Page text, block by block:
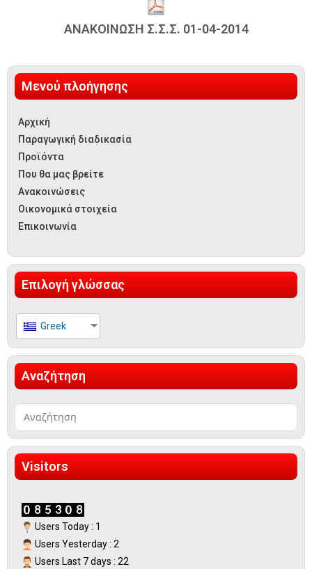
Μενού πλοήγησης
Αρχική
Παραγωγική διαδικασία
Προϊόντα
Που θα μας βρείτε
Ανακοινώσεις
Οικονομικά στοιχεία
Επικοινωνία
Επιλογή γλώσσας
Greek
Αναζήτηση
Visitors
Users Today : 1
Users Yesterday : 2
Users Last 7 days : 22
ΑΝΑΚΟΙΝΩΣΗ Σ.Σ.Σ. 01-04-2014